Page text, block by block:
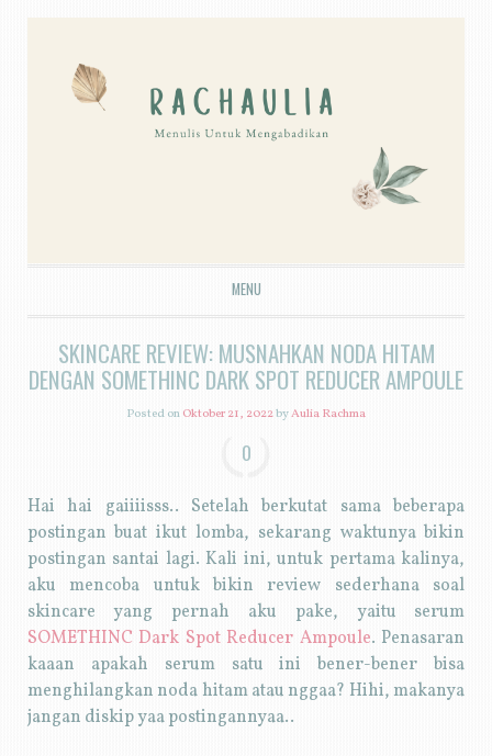
MENU
SKIP TO CONTENT
SKINCARE REVIEW: MUSNAHKAN NODA HITAM
DENGAN SOMETHINC DARK SPOT REDUCER AMPOULE
Posted onOktober 21, 2022byAulia Rachma
0
Hai hai gaiiiisss.. Setelah berkutat sama beberapa
postingan buat ikut lomba, sekarang waktunya bikin
postingan santai lagi. Kali ini, untuk pertama kalinya,
aku mencoba untuk bikin review sederhana soal
skincare yang pernah aku pake, yaitu serum
SOMETHINC Dark Spot Reducer Ampoule. Penasaran
kaaan apakah serum satu ini bener-bener bisa
menghilangkan noda hitam atau nggaa? Hihi, makanya
jangan diskip yaa postingannyaa..